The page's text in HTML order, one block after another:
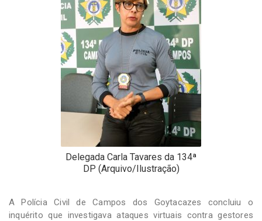
Delegada Carla Tavares da 134ª
DP (Arquivo/Ilustração)
A Polícia Civil de Campos dos Goytacazes concluiu o
inquérito que investigava ataques virtuais contra gestores